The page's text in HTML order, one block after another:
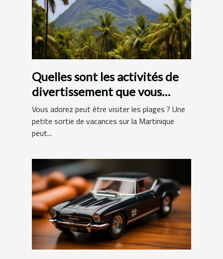
Quelles sont les activités de
divertissement que vous
pouvez faire en Martinique ?
Vous adorez peut être visiter les plages ? Une
petite sortie de vacances sur la Martinique
peut...